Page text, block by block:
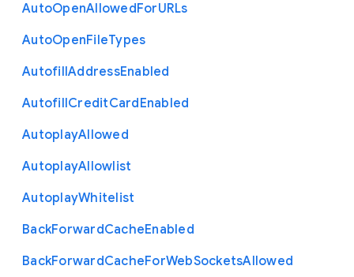
AutoOpenAllowedForURLs
AutoOpenFileTypes
AutofillAddressEnabled
AutofillCreditCardEnabled
AutoplayAllowed
AutoplayAllowlist
AutoplayWhitelist
BackForwardCacheEnabled
BackForwardCacheForWebSocketsAllowed